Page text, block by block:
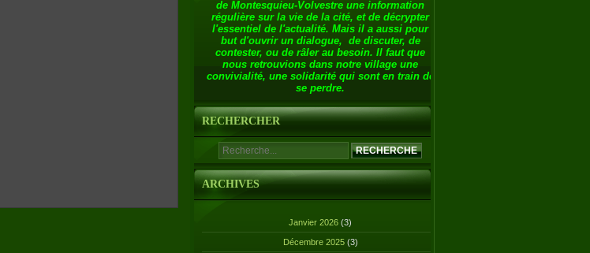
de Montesquieu-Volvestre une information
régulière sur la vie de la cité, et de décrypter
l'essentiel de l'actualité. Mais il a aussi pour
but d'ouvrir un dialogue, de discuter, de
contester, ou de râler au besoin. Il faut que
nous retrouvions dans notre village une
convivialité, une solidarité qui sont en train de
se perdre.
RECHERCHER
ARCHIVES
Janvier 2026 (3)
Décembre 2025 (3)